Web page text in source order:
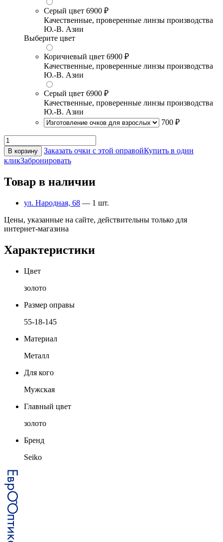
Серый цвет 6900 ₽
Качественные, проверенные линзы производства
Ю.-В. Азии
Выберите цвет
Коричневый цвет 6900 ₽
Качественные, проверенные линзы производства
Ю.-В. Азии
Серый цвет 6900 ₽
Качественные, проверенные линзы производства
Ю.-В. Азии
700 ₽
В корзину Заказать очки с этой оправойКупить в один
кликЗабронировать
Товар в наличии
ул. Народная, 68 — 1 шт.
Цены, указанные на сайте, действительны только для
интернет-магазина
Характеристики
Цвет
золото
Размер оправы
55-18-145
Материал
Металл
Для кого
Мужская
Главный цвет
золото
Бренд
Seiko